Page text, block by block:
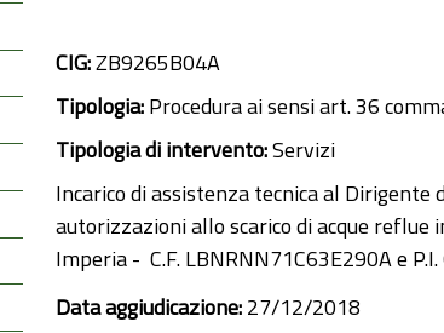
CIG:ZB9265B04A
Tipologia:Procedura ai sensi art. 36
Tipologia di intervento:Servizi
Incarico di assistenza tecnica al
autorizzazioni allo scarico di acque
Imperia - C.F. LBNRNN71C63E290A e
Data aggiudicazione:27/12/2018